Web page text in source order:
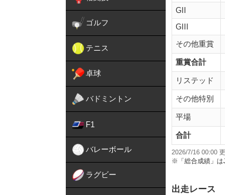
ゴルフ
テニス
卓球
バドミントン
F1
バレーボール
ラグビー
GII
GIII
その他重賞
重賞合計
リステッド
その他特別
平場
合計
2026/7/16 00:00
※「総合成績」は
出走レース